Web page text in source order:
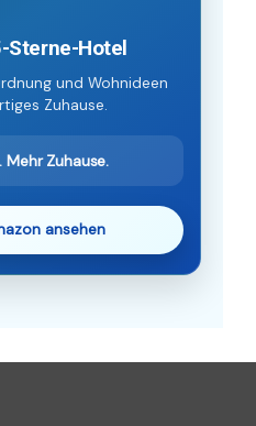
Sterne-Hotel
und Wohnideen
Zuhause.
Mehr Zuhause.
ansehen